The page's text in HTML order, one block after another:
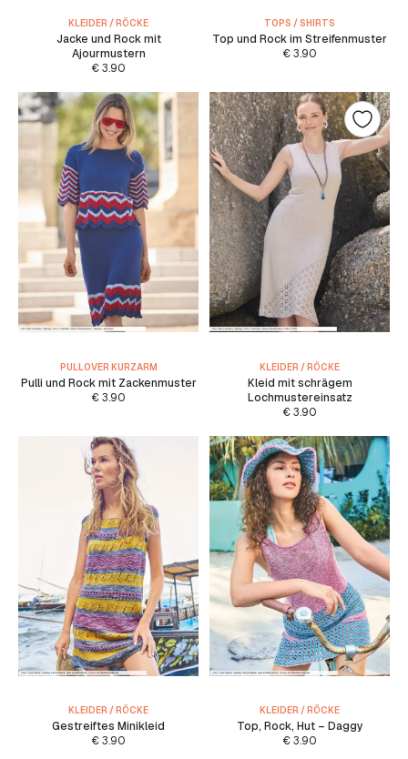
KLEIDER / RÖCKE
Jacke und Rock mit
Ajourmustern
€3.90
TOPS / SHIRTS
Top und Rock im Streifenmuster
€3.90
PULLOVER KURZARM
Pulli und Rock mit Zackenmuster
€3.90
KLEIDER / RÖCKE
Kleid mit schrägem
Lochmustereinsatz
€3.90
KLEIDER / RÖCKE
Gestreiftes Minikleid
€3.90
KLEIDER / RÖCKE
Top, Rock, Hut – Daggy
€3.90